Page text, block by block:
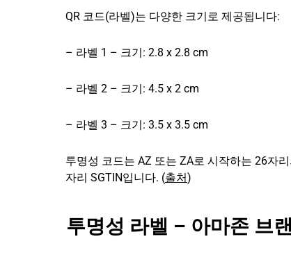
QR 코드(라벨)는 다양한 크기로 제공됩니다:
– 라벨 1 – 크기: 2.8 x 2.8 cm
– 라벨 2 – 크기: 4.5 x 2 cm
– 라벨 3 – 크기: 3.5 x 3.5 cm
투명성 코드는 AZ 또는 ZA로 시작하는 26자
자리 SGTIN입니다. (출처)
투명성 라벨 – 아마존 브